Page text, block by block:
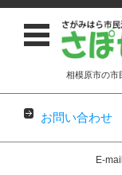
相模原市の市
お問い合わせ
E-